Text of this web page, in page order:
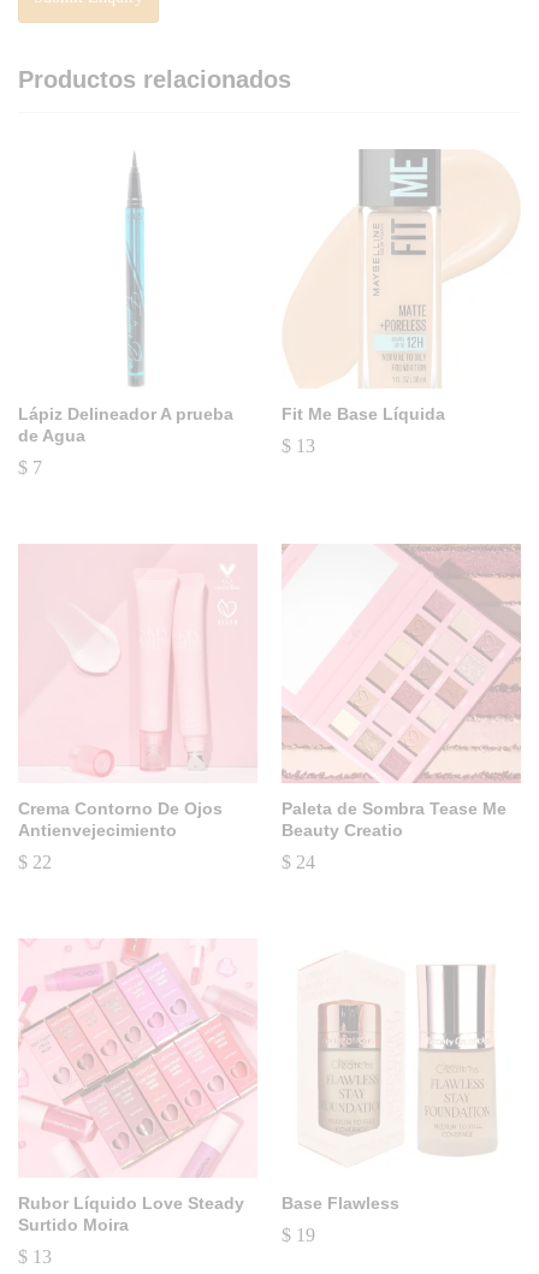
Productos relacionados
Lápiz Delineador A prueba
de Agua
$ 7
Fit Me Base Líquida
$ 13
Crema Contorno De Ojos
Antienvejecimiento
$ 22
Paleta de Sombra Tease Me
Beauty Creatio
$ 24
Rubor Líquido Love Steady
Surtido Moira
$ 13
Base Flawless
$ 19